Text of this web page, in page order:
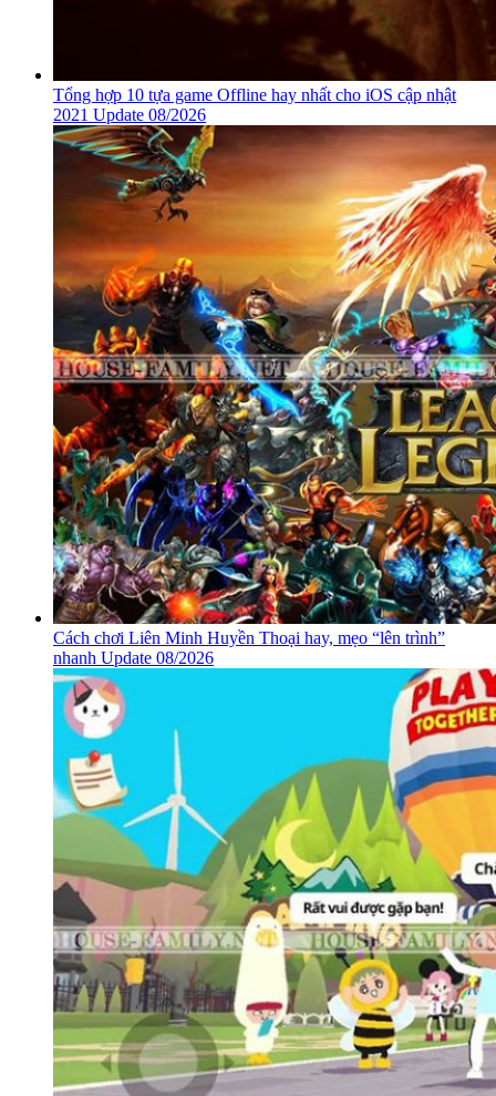
Tổng hợp 10 tựa game Offline hay nhất cho iOS cập nhật
2021 Update 08/2026
Cách chơi Liên Minh Huyền Thoại hay, mẹo “lên trình”
nhanh Update 08/2026